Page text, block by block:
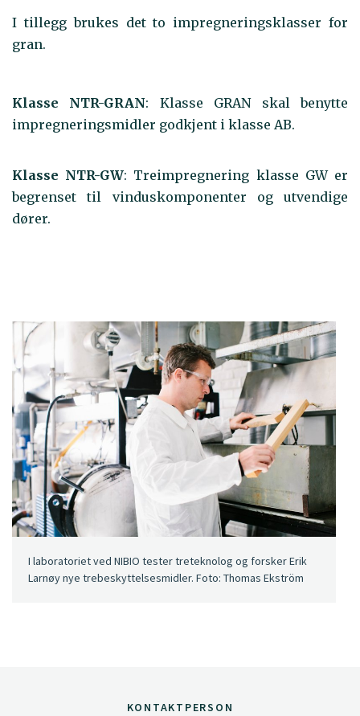
I tillegg brukes det to impregneringsklasser for
gran.
Klasse NTR-GRAN: Klasse GRAN skal benytte
impregneringsmidler godkjent i klasse AB.
Klasse NTR-GW: Treimpregnering klasse GW er
begrenset til vinduskomponenter og utvendige
dører.
I laboratoriet ved NIBIO tester treteknolog og forsker Erik
Larnøy nye trebeskyttelsesmidler. Foto: Thomas Ekström
KONTAKTPERSON